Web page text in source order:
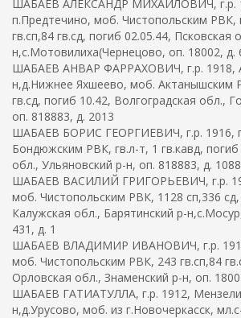
ШАБАЕВ АЛЕКСАНДР МИХАЙЛОВИЧ, г.р.
п.Предтечино, моб. Чистопольским РВК,
гв.сп,84 гв.сд, погиб 02.05.44, Псковская
н,с.Мотовилиха(Чернецово, оп. 18002, д.
ШАБАЕВ АНВАР ФАРРАХОВИЧ, г.р. 1918,
н,д.Нижнее Яхшеево, моб. Актанышским
гв.сд, погиб 10.42, Волгоградская обл.,
оп. 818883, д. 2013
ШАБАЕВ БОРИС ГЕОРГИЕВИЧ, г.р. 1916,
Бондюжским РВК, гв.л-т, 1 гв.кавд,
обл., Ульяновский р-н, оп. 818883, д. 1088
ШАБАЕВ ВАСИЛИЙ ГРИГОРЬЕВИЧ, г.р.
моб. Чистопольским РВК, 1128 сп,336
Калужская обл., Барятинский р-
431, д. 1
ШАБАЕВ ВЛАДИМИР ИВАНОВИЧ, г.р.
моб. Чистопольским РВК, 243 гв.сп,84
Орловская обл., Знаменский р-н, оп.
ШАБАЕВ ГАТИАТУЛЛА, г.р. 1912,
н,д.Урусово, моб. из г.Новочеркасск,